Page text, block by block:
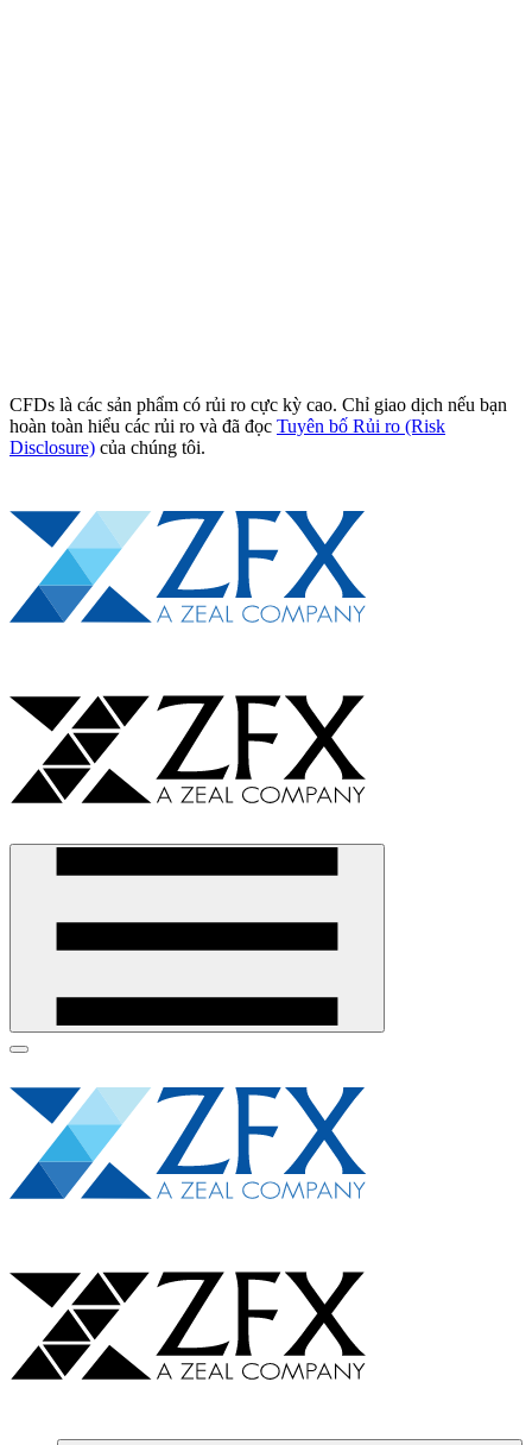
CFDs là các sản phẩm có rủi ro cực kỳ cao. Chỉ giao dịch nếu bạn
hoàn toàn hiểu các rủi ro và đã đọc Tuyên bố Rủi ro (Risk
Disclosure) của chúng tôi.